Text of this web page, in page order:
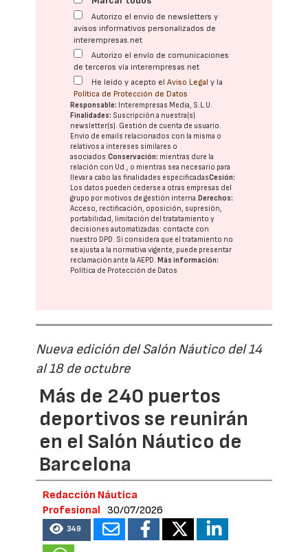
Autorizo el envío de newsletters y
avisos informativos personalizados de
interempresas.net
Autorizo el envío de comunicaciones
de terceros vía interempresas.net
He leído y acepto elAviso Legal y la
Política de Protección de Datos
Responsable: Interempresas Media, S.L.U.
Finalidades: Suscripción a nuestra(s)
newsletter(s). Gestión de cuenta de usuario.
Envío de emails relacionados con la misma o
relativos a intereses similares o
asociados.Conservación: mientras dure la
relación con Ud., o mientras sea necesario para
llevar a cabo las finalidades especificadasCesión:
Los datos pueden cederse a otras empresas del
grupo por motivos de gestión interna.Derechos:
Acceso, rectificación, oposición, supresión,
portabilidad, limitación del tratatamiento y
decisiones automatizadas: contacte con
nuestro DPD. Si considera que el tratamiento no
se ajusta a la normativa vigente, puede presentar
reclamación ante laAEPD.Más información:
Política de Protección de Datos
Nueva edición del Salón Náutico del 14
al 18 de octubre
Más de 240 puertos
deportivos se reunirán
en el Salón Náutico de
Barcelona
Redacción Náutica
Profesional
30/07/2026
349